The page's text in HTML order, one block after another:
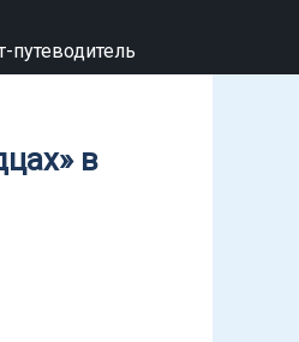
путеводитель
в